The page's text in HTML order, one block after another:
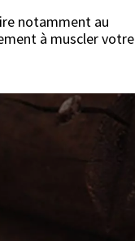
notamment au
à muscler votre